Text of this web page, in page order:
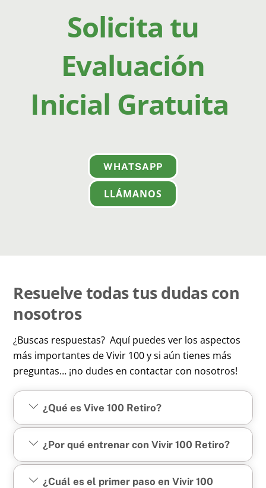
Solicita tu
Evaluación
Inicial Gratuita
WHATSAPP
LLÁMANOS
Resuelve todas tus dudas con
nosotros
¿Buscas respuestas? Aquí puedes ver los aspectos
más importantes de Vivir 100 y si aún tienes más
preguntas… ¡no dudes en contactar con nosotros!
¿Qué es Vive 100 Retiro?
¿Por qué entrenar con Vivir 100 Retiro?
¿Cuál es el primer paso en Vivir 100